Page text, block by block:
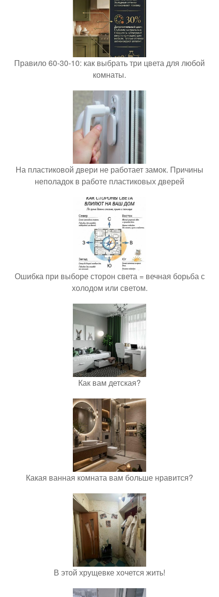
Правило 60-30-10: как выбрать три цвета для любой
комнаты.
На пластиковой двери не работает замок. Причины
неполадок в работе пластиковых дверей
Ошибка при выборе сторон света = вечная борьба с
холодом или светом.
Как вам детская?
Какая ванная комната вам больше нравится?
В этой хрущевке хочется жить!